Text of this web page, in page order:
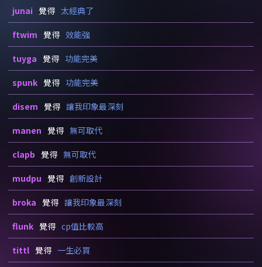
junai 覺得 太經典了
ftwim 覺得 效能強
tuyga 覺得 功能完美
spunk 覺得 功能完美
disem 覺得 讓我印象最深刻
manen 覺得 無可取代
clapb 覺得 無可取代
mudpu 覺得 創新設計
broka 覺得 讓我印象最深刻
flunk 覺得 cp值比較高
tittl 覺得 一生必買